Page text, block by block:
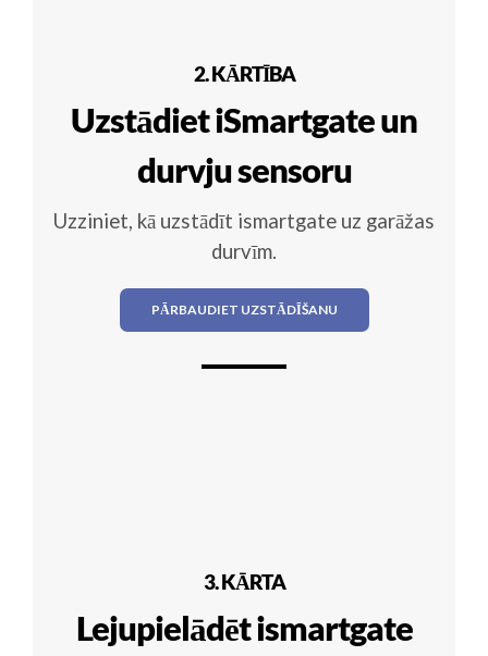
2. KĀRTĪBA
Uzstādiet iSmartgate un
durvju sensoru
Uzziniet, kā uzstādīt ismartgate uz garāžas
durvīm.
PĀRBAUDIET UZSTĀDĪŠANU
3. KĀRTA
Lejupielādēt ismartgate